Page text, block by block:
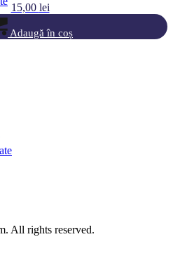
15,00 lei
Adaugă în coș
All rights reserved.